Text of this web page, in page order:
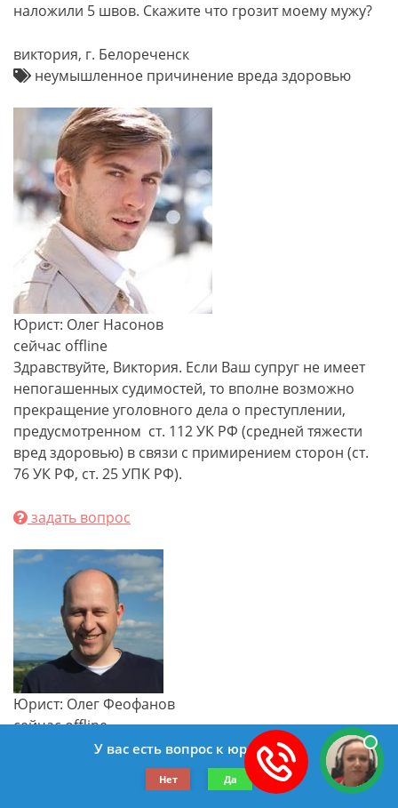
наложили 5 швов. Скажите что грозит моему мужу?
виктория, г. Белореченск
неумышленное причинение вреда здоровью
Юрист: Олег Насонов
сейчас offline
Здравствуйте, Виктория. Если Ваш супруг не имеет
непогашенных судимостей, то вполне возможно
прекращение уголовного дела о преступлении,
предусмотренном ст. 112 УК РФ (средней тяжести
вред здоровью) в связи с примирением сторон (ст.
76 УК РФ, ст. 25 УПК РФ).
задать вопрос
Юрист: Олег Феофанов
сейчас offline
добрый день. Если отчим заявит в полицию, то
У вас есть вопрос к юристу?
Нет Да